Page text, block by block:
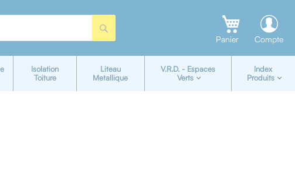
Compte
Panier
Isolation
Toiture
Liteau
Metallique
V.R.D. - Espaces
Verts
Index
Produits